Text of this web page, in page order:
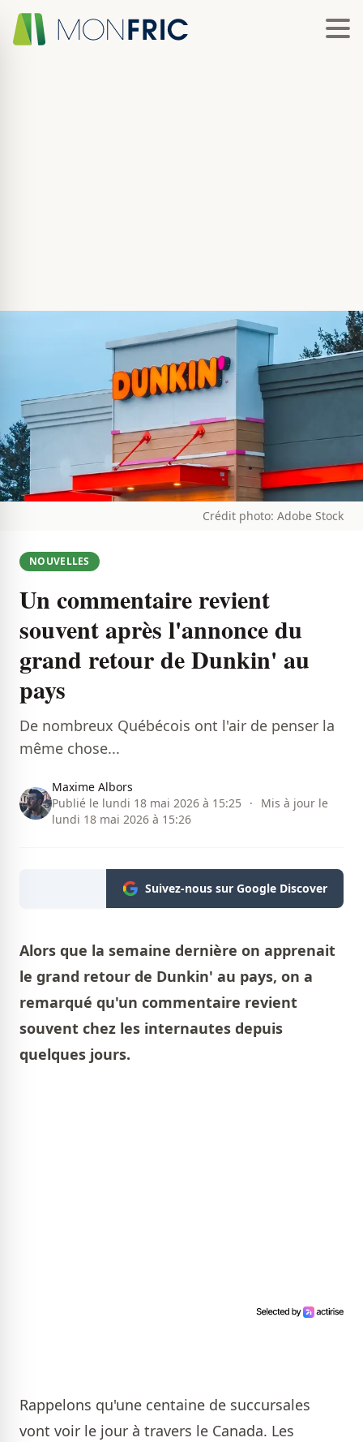
Crédit photo: Adobe Stock
NOUVELLES
Un commentaire revient
souvent après l'annonce du
grand retour de Dunkin' au
pays
De nombreux Québécois ont l'air de penser la
même chose...
Maxime Albors
Publié le lundi 18 mai 2026 à 15:25
·
Mis à jour le
lundi 18 mai 2026 à 15:26
Suivez-nous sur Google Discover
Alors que la semaine dernière on apprenait
le grand retour de Dunkin' au pays, on a
remarqué qu'un commentaire revient
souvent chez les internautes depuis
quelques jours.
Rappelons qu'une centaine de succursales
vont voir le jour à travers le Canada. Les